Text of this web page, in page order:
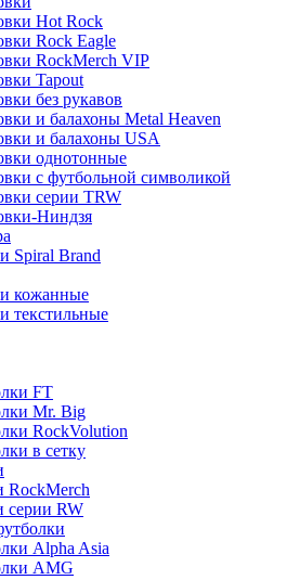
Hot Rock
Rock Eagle
RockMerch VIP
Tapout
без рукавов
и балахоны Metal Heaven
и балахоны USA
однотонные
с футбольной символикой
серии TRW
Ниндзя
Spiral Brand
кожанные
текстильные
FT
Mr. Big
RockVolution
в сетку
RockMerch
серии RW
Alpha Asia
AMG